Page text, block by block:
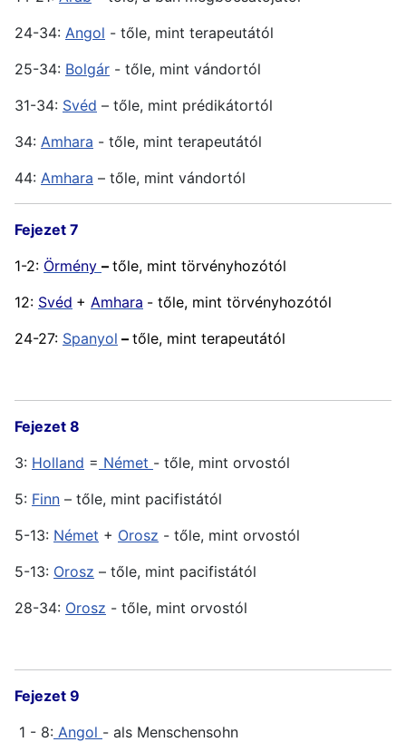
24-34: Angol - tőle, mint terapeutától
25-34: Bolgár - tőle, mint vándortól
31-34: Svéd – tőle, mint prédikátortól
34: Amhara - tőle, mint terapeutától
44: Amhara – tőle, mint vándortól
Fejezet 7
1-2: Örmény – tőle, mint törvényhozótól
12: Svéd + Amhara - tőle, mint törvényhozótól
24-27: Spanyol – tőle, mint terapeutától
Fejezet 8
3: Holland = Német - tőle, mint orvostól
5: Finn – tőle, mint pacifistától
5-13: Német + Orosz - tőle, mint orvostól
5-13: Orosz – tőle, mint pacifistától
28-34: Orosz - tőle, mint orvostól
Fejezet 9
1 - 8: Angol - als Menschensohn